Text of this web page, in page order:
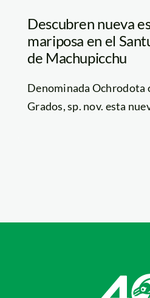
Descubren nueva
mariposa en el
de Machupicchu
Denominada Ochrodota
Grados, sp. nov. esta